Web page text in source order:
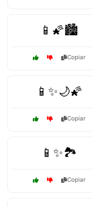
📱🌠🏙️
Copiar
📱✨🌙🌠
Copiar
📱✨🏞️
Copiar